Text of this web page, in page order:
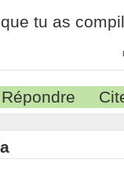
tu as
Répondre